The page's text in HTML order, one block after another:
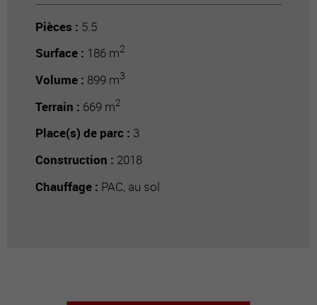
Pièces : 5.5
Surface : 186 m2
Volume : 899 m3
Terrain : 669 m2
Place(s) de parc : 3
Construction : 2018
Chauffage : PAC, au sol